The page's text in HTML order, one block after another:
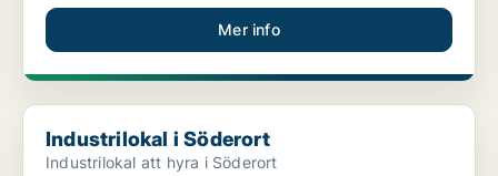
Mer info
Industrilokal i Söderort
Industrilokal i Söderort
Industrilokal att hyra i Söderort